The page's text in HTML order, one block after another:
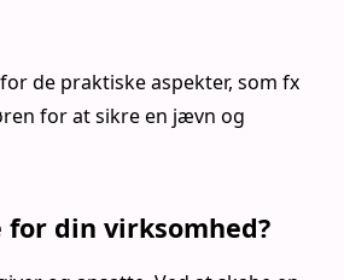
de praktiske aspekter, som fx
for at sikre en jævn og
din virksomhed?